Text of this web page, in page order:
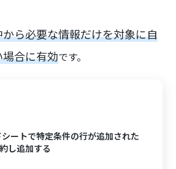
ら必要な情報だけを対象に自
合に有効です。
ートで特定条件の行が追加された
し追加する